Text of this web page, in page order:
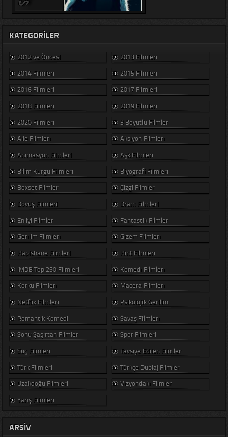
KATEGORILER
2012 ve Öncesi
2013 Filmleri
2014 Filmleri
2015 Filmleri
2016 Filmleri
2017 Filmleri
2018 Filmleri
2019 Filmleri
2020 Filmleri
3 Boyutlu Filmler
Aile Filmleri
Aksiyon Filmleri
Animasyon Filmleri
Aşk Filmleri
Bilim Kurgu Filmleri
Biyografi Filmleri
Boxset Filmler
Çizgi Filmler
Dövüş Filmleri
Dram Filmleri
En iyi Filmler
Fantastik Filmler
Gerilim Filmleri
Gizem Filmleri
Hapishane Filmleri
Hint Filmleri
IMDB Top 250 Filmleri
Komedi Filmleri
Korku Filmleri
Macera Filmleri
Netflix Filmleri
Psikolojik Gerilim
Romantik Komedi
Savaş Filmleri
Sonu Şaşırtan Filmler
Spor Filmleri
Suç Filmleri
Tavsiye Edilen Filmler
Türk Filmleri
Türkçe Dublaj Filmler
Uzakdoğu Filmleri
Vizyondaki Filmler
Yarış Filmleri
ARSIV